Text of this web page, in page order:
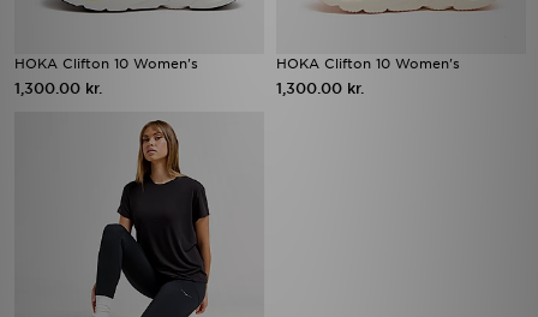
HOKA Clifton 10 Women's
1,300.00 kr.
HOKA Clifton 10 Women's
1,300.00 kr.